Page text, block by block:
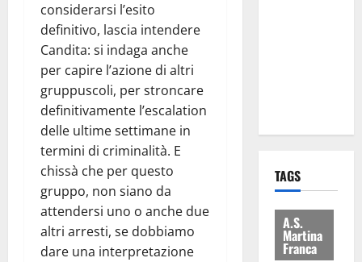
considerarsi l’esito
definitivo, lascia intendere
Candita: si indaga anche
per capire l’azione di altri
gruppuscoli, per stroncare
definitivamente l’escalation
delle ultime settimane in
termini di criminalità. E
chissà che per questo
gruppo, non siano da
attendersi uno o anche due
altri arresti, se dobbiamo
dare una interpretazione
TAGS
A.S.
Martina
Franca